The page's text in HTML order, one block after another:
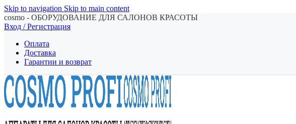
Skip to navigation Skip to main content
cosmo - ОБОРУДОВАНИЕ ДЛЯ САЛОНОВ КРАСОТЫ
Вход / Регистрация
Оплата
Доставка
Гарантии и возврат